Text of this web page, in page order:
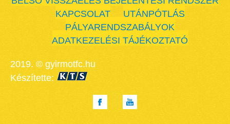
KAPCSOLAT
UTÁNPÓTLÁS
PÁLYARENDSZABÁLYOK
ADATKEZELÉSI TÁJÉKOZTATÓ
2019. © gyirmotfc.hu
Készítette: